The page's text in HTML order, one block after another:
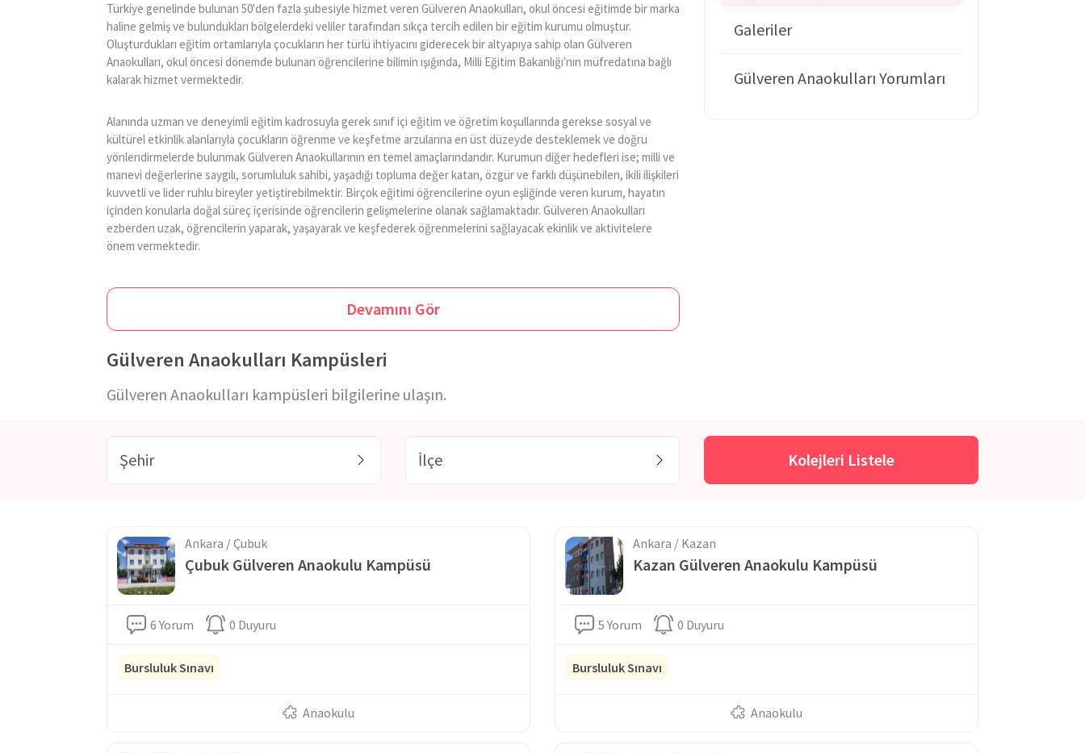
Türkiye genelinde bulunan 50'den fazla şubesiyle hizmet veren Gülveren Anaokulları, okul öncesi eğitimde bir marka
haline gelmiş ve bulundukları bölgelerdeki veliler tarafından sıkça tercih edilen bir eğitim kurumu olmuştur.
Oluşturdukları eğitim ortamlarıyla çocukların her türlü ihtiyacını giderecek bir altyapıya sahip olan Gülveren
Anaokulları, okul öncesi dönemde bulunan öğrencilerine bilimin ışığında, Milli Eğitim Bakanlığı'nın müfredatına bağlı
kalarak hizmet vermektedir.
Alanında uzman ve deneyimli eğitim kadrosuyla gerek sınıf içi eğitim ve öğretim koşullarında gerekse sosyal ve
kültürel etkinlik alanlarıyla çocukların öğrenme ve keşfetme arzularına en üst düzeyde desteklemek ve doğru
yönlendirmelerde bulunmak Gülveren Anaokullarının en temel amaçlarındandır. Kurumun diğer hedefleri ise; milli ve
manevi değerlerine saygılı, sorumluluk sahibi, yaşadığı topluma değer katan, özgür ve farklı düşünebilen, ikili ilişkileri
kuvvetli ve lider ruhlu bireyler yetiştirebilmektir. Birçok eğitimi öğrencilerine oyun eşliğinde veren kurum, hayatın
içinden konularla doğal süreç içerisinde öğrencilerin gelişmelerine olanak sağlamaktadır. Gülveren Anaokulları
ezberden uzak, öğrencilerin yaparak, yaşayarak ve keşfederek öğrenmelerini sağlayacak ekinlik ve aktivitelere
önem vermektedir.
Kurum, her öğrencisini bir birey olarak görmekte ve her birinin yaşadığı toplumda söz sahibi olduklarına bilmelerinin
ne derece önemli olduğunun bilincindedir. Gülveren Anaokulları öğrencilerinin yaş özelliklerine uygun fiziksel
aktivitelerle, çocukların kaba motor becerilerinin ve kas gelişimlerinin desteklenmesine katkı sağlamaktadır. Bunun
öğrencilerin günlük ihtiyaç duydukları besin miktarları hesaplanarak oluşturulmaktadır. Okul öncesi dönemde
dönemsel olarak kurumlarına psikologlar davet etmekte ve öğrencilerin gelişimleri her açıdan değerlendirilmektedir.
Gülveren Anaokulları öğrencilerine; drama, fen atölyesi, ebru, halk oyunları, beden eğitimi, el sanatları, dekoratif
sanatlar, değerler eğitimi ve satranç gibi konularda eğitim vermektedir. Düzenlenen geziler ile öğrencilerin bazı
atılmaktadır. Öğrencilerin birbirleriyle olan ilişkilerini geliştirmek adına doğum günü partileri yapılmakta ve özel
günler için kutlamalar hazırlanmaktadır.
Devamını Gör
Galeriler
Gülveren Anaokulları Yorumları
Gülveren Anaokulları Kampüsleri
Gülveren Anaokulları kampüsleri bilgilerine ulaşın.
Kolejleri Listele
Ankara / Çubuk
Çubuk Gülveren Anaokulu Kampüsü
6 Yorum 0 Duyuru
Bursluluk Sınavı
Anaokulu
Ankara / Kazan
Kazan Gülveren Anaokulu Kampüsü
5 Yorum 0 Duyuru
Bursluluk Sınavı
Anaokulu